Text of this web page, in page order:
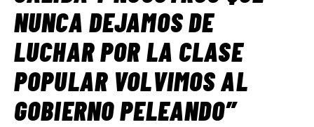
EL LADO «G»
NUNCA DEJAMOS DE
LUCHAR POR LA CLASE
POPULAR VOLVIMOS AL
GOBIERNO PELEANDO”